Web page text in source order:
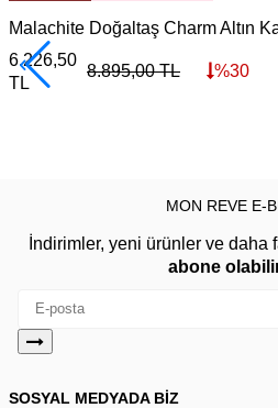
Malachite Doğaltaş Charm Altın
6.226,50
TL
8.895,00TL %30
MON REVE E-
İndirimler, yeni ürünler ve daha
abone
SOSYAL MEDYADA BİZ